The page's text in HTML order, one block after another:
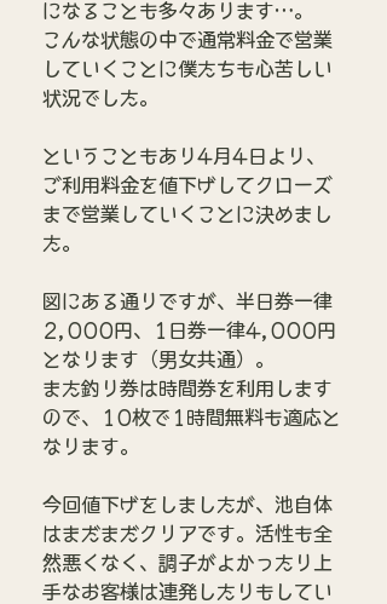
になることも多々あります…。
こんな状態の中で通常料金で営業
していくことに僕たちも心苦しい
状況でした。
ということもあり4月4日より、
ご利用料金を値下げしてクローズ
まで営業していくことに決めまし
た。
図にある通りですが、半日券一律
2,000円、1日券一律4,000円
となります（男女共通）。
また釣り券は時間券を利用します
ので、10枚で1時間無料も適応と
なります。
今回値下げをしましたが、池自体
はまだまだクリアです。活性も全
然悪くなく、調子がよかったり上
手なお客様は連発したりもしてい